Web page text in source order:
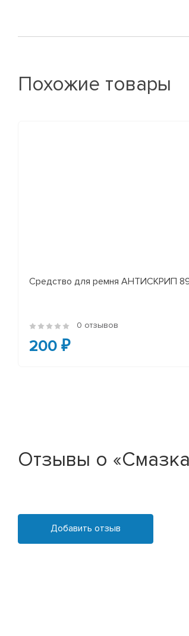
Похожие товары
Средство для ремня АНТИСКРИП 89
0 отзывов
200 ₽
Отзывы о
Добавить отзыв